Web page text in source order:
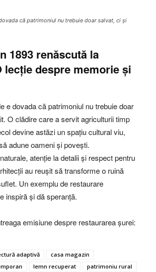
că patrimoniul nu trebuie doar salvat, ci și
1893 renăscută la
lecție despre memorie și
e dovada că patrimoniul nu trebuie doar
O clădire care a servit agriculturii timp
devine astăzi un spațiu cultural viu,
adune oameni și povești.
atenție la detalii și respect pentru
au reușit să transforme o ruină
Un exemplu de restaurare
inspiră și dă speranță.
emisiune despre restaurarea șurei:
adaptivă
casa magazin
lemn recuperat
patrimoniu rural